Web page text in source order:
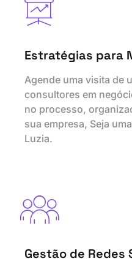
Estratégias para
Agende uma visita de
consultores em
no processo,
sua empresa, Seja
Luzia.
Gestão de Redes